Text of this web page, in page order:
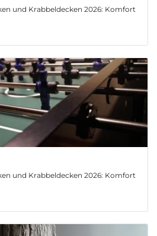
und Krabbeldecken 2026: Komfort
und Krabbeldecken 2026: Komfort